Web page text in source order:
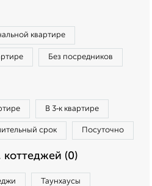
квартире
Без посредников
В 3‑к квартире
срок Посуточно
(0)
Таунхаусы